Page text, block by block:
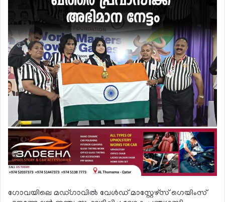
ഗോവയിലെ മഡ്ഗാവില്‍ വേള്‍ഡ് മാസ്റ്റേഴ്‌സ് ഗെയിംസ്